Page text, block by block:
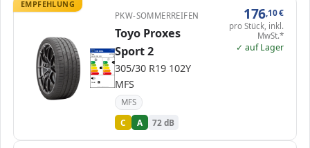
EMPFEHLUNG
ENERG
Toyo
4127200
305/30 R19 102Y
C1
C C C
72 dB A
PKW-SOMMERREIFEN
Toyo Proxes
Sport 2
305/30 R19 102Y
MFS
MFS
C A 72 dB
176 ,10€
pro Stück, inkl.
MwSt.*
✓ auf Lager